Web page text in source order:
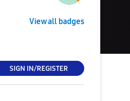
View all badges
SIGN IN/REGISTER